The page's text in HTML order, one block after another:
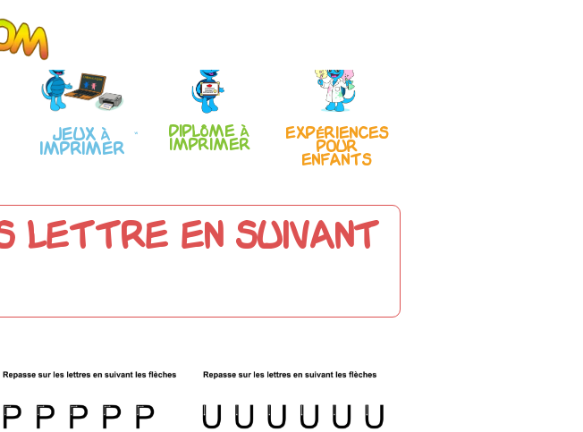
Jeux à
imprimer
Diplôme à
imprimer
Expériences
pour
enfants
lettre en suivant